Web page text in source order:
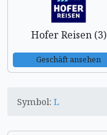
Hofer Reisen (3)
Geschäft ansehen
Symbol: L